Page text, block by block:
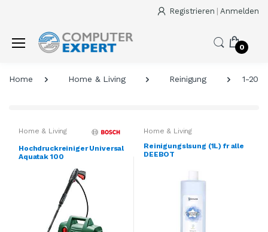
Registrieren Anmelden
0
Home Home & Living Reinigung 1-20
Home & Living
Hochdruckreiniger Universal
Aquatak 100
Home & Living
Reinigungslsung (1L) fr alle
DEEBOT